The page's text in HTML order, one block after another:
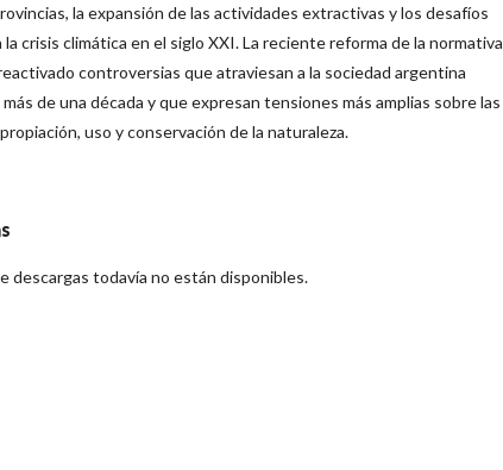
la expansión de las actividades extractivas y los desafíos
crisis climática en el siglo XXI. La reciente reforma de la normativa
controversias que atraviesan a la sociedad argentina
de una década y que expresan tensiones más amplias sobre las
uso y conservación de la naturaleza.
descargas todavía no están disponibles.